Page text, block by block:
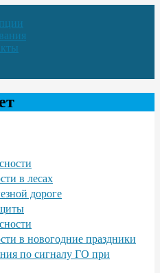
в лесах
дороге
в новогодние праздники
по сигналу ГО при